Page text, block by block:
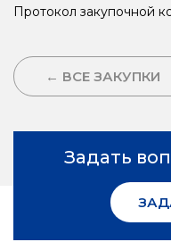
Протокол закупочной
← ВСЕ ЗАКУПКИ
Задать